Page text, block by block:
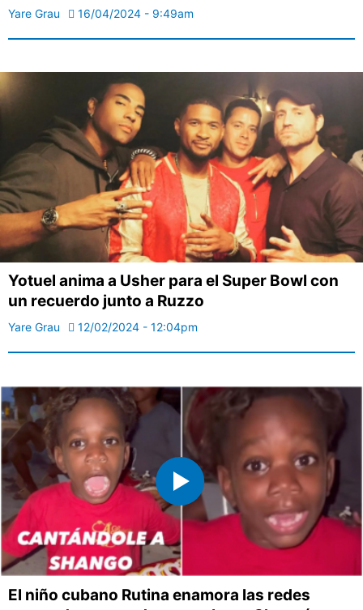
Yare Grau 16/04/2024 - 9:49am
Yotuel anima a Usher para el Super Bowl con
un recuerdo junto a Ruzzo
Yare Grau 12/02/2024 - 12:04pm
El niño cubano Rutina enamora las redes